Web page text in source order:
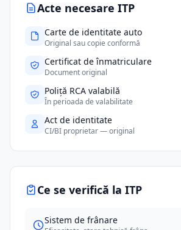
Acte necesare ITP
Carte de identitate auto
Original sau copie conformă
Certificat de înmatriculare
Document original
Poliță RCA valabilă
În perioada de valabilitate
Act de identitate
CI/BI proprietar — original
Ce se verifică la ITP
Sistem de frânare